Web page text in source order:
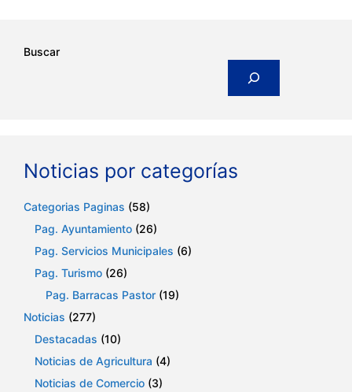
Buscar
Noticias por categorías
Categorias Paginas (58)
Pag. Ayuntamiento (26)
Pag. Servicios Municipales (6)
Pag. Turismo (26)
Pag. Barracas Pastor (19)
Noticias (277)
Destacadas (10)
Noticias de Agricultura (4)
Noticias de Comercio (3)